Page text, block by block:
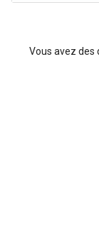
Vous avez des